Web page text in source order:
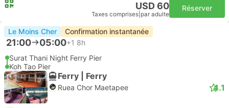
USD 60
Taxes comprises par adulte
Réserver
Le Moins Cher Confirmation instantanée
21:00 05:00+1 8h
Surat Thani Night Ferry Pier
Koh Tao Pier
Ferry | Ferry
Ruea Chor Maetapee 4.1